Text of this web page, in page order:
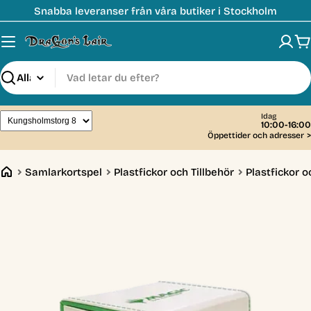
till
innehåll
Snabba leveranser från våra butiker i Stockholm
Sök
Idag
10:00-16:00
Öppettider och adresser >
Samlarkortspel Plastfickor och Tillbehör Plastfickor